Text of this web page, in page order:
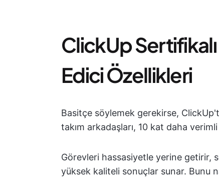
ClickUp
Edici Özellikleri
Basitçe söylemek gerekirse,
takım arkadaşları, 10 kat daha verimli
Görevleri hassasiyetle yerine getirir,
yüksek kaliteli sonuçlar sunar. Bunu